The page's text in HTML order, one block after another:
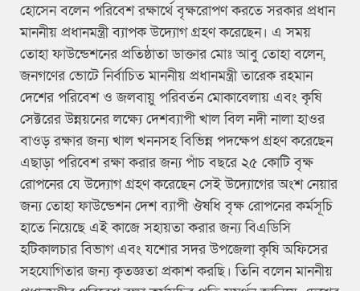
হোসেন বলেন পরিবেশ রক্ষার্থে বৃক্ষরোপণ করতে সরকার প্রধান
মাননীয় প্রধানমন্ত্রী ব্যাপক উদ্যোগ গ্রহণ করেছেন। এ সময়
তোহা ফাউন্ডেশনের প্রতিষ্ঠাতা ডাক্তার মোঃ আবু তোহা বলেন,
জনগণের ভোটে নির্বাচিত মাননীয় প্রধানমন্ত্রী তারেক রহমান
দেশের পরিবেশ ও জলবায়ু পরিবর্তন মোকাবেলায় এবং কৃষি
সেক্টরের উন্নয়নের লক্ষ্যে দেশব্যাপী খাল বিল নদী নালা হাওর
বাওড় রক্ষার জন্য খাল খননসহ বিভিন্ন পদক্ষেপ গ্রহণ করেছেন
এছাড়া পরিবেশ রক্ষা করার জন্য পাঁচ বছরে ২৫ কোটি বৃক্ষ
রোপনের যে উদ্যোগ গ্রহণ করেছেন সেই উদ্যোগের অংশ নেয়ার
জন্য তোহা ফাউন্ডেশন দেশ ব্যাপী ঔষধি বৃক্ষ রোপনের কর্মসূচি
হাতে নিয়েছে এই কাজে সহায়তা করার জন্য বিএডিসি
হটিকালচার বিভাগ এবং যশোর সদর উপজেলা কৃষি অফিসের
সহযোগিতার জন্য কৃতজ্ঞতা প্রকাশ করছি। তিনি বলেন মাননীয়